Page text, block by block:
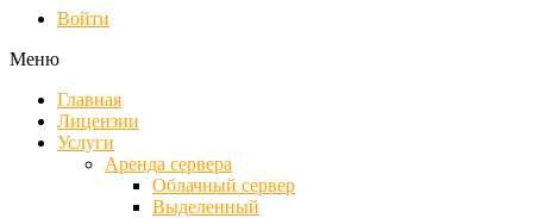
Войти
Меню
Главная
Лицензии
Услуги
Аренда сервера
Облачный сервер
Выделенный